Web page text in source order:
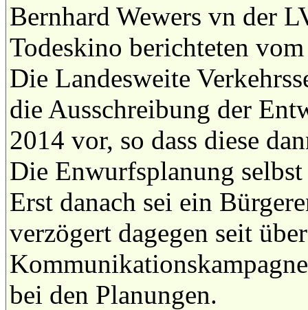
Bernhard Wewers vn der
Todeskino berichteten
Die Landesweite
die Ausschreibung der
2014 vor, so dass diese
Die Enwurfsplanung
Erst danach sei ein
verzögert dagegen seit
bei den Planungen.